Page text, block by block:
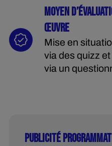
MOYEN
ŒUVRE
Mise en
via des quizz
via un
PUBLICITÉ